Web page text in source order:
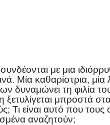
με μια
Μία καθαρίστρια, μία
δυναμώνει τη φιλία
μπροστά
είναι αυτό που τους
αναζητούν;